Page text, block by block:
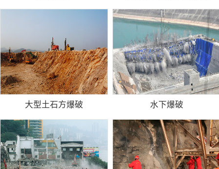
大型土石方爆破 水下爆破